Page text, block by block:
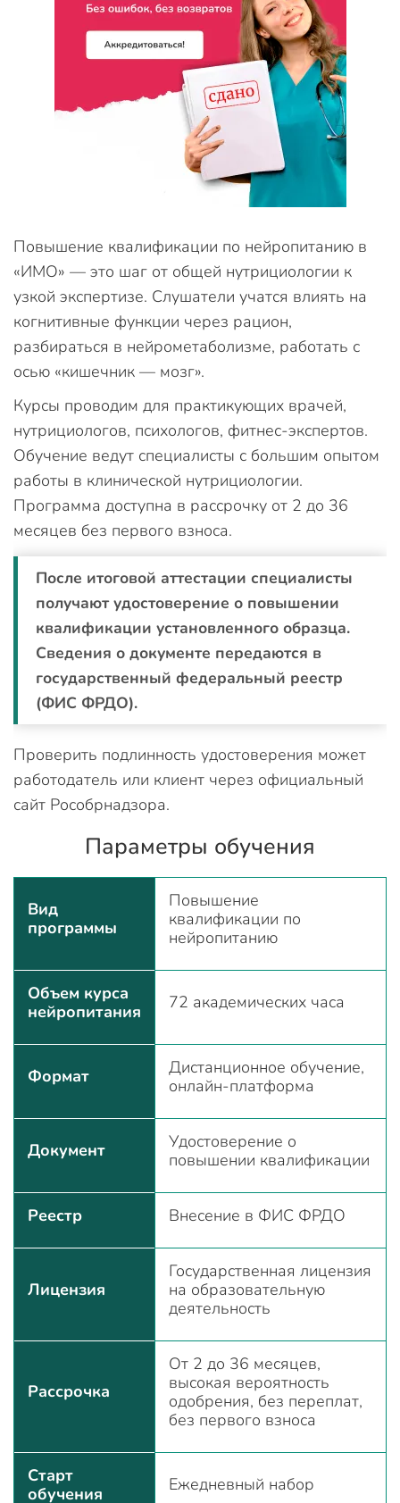
Повышение квалификации по нейропитанию в
«ИМО» — это шаг от общей нутрициологии к
узкой экспертизе. Слушатели учатся влиять на
когнитивные функции через рацион,
разбираться в нейрометаболизме, работать с
осью «кишечник — мозг».
Курсы проводим для практикующих врачей,
нутрициологов, психологов, фитнес-экспертов.
Обучение ведут специалисты с большим опытом
работы в клинической нутрициологии.
Программа доступна в рассрочку от 2 до 36
месяцев без первого взноса.
После итоговой аттестации специалисты
получают удостоверение о повышении
квалификации установленного образца.
Сведения о документе передаются в
государственный федеральный реестр
(ФИС ФРДО).
Проверить подлинность удостоверения может
работодатель или клиент через официальный
сайт Рособрнадзора.
Параметры обучения
Вид
программы
Повышение
квалификации по
нейропитанию
Объем курса
нейропитания
72 академических часа
Формат
Дистанционное обучение,
онлайн-платформа
Документ
Удостоверение о
повышении квалификации
Реестр Внесение в ФИС ФРДО
Лицензия
Государственная лицензия
на образовательную
деятельность
Рассрочка
От 2 до 36 месяцев,
высокая вероятность
одобрения, без переплат,
без первого взноса
Старт
обучения
Ежедневный набор